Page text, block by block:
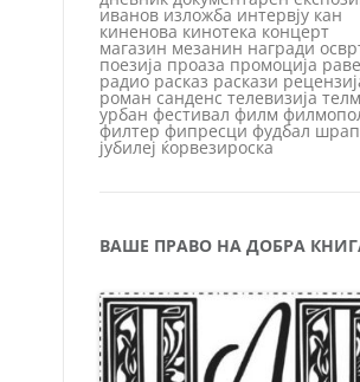
иванов изложба интервју кан
киненова кинотека концерт
магазин мезанин награди
поезија проаза промоција
радио расказ раскази
роман санденс телевизија
урбан фестивал филм
филтер фипресци фудбал
јубилеј ќорвезироска
ВАШЕ ПРАВО НА ДОБРА